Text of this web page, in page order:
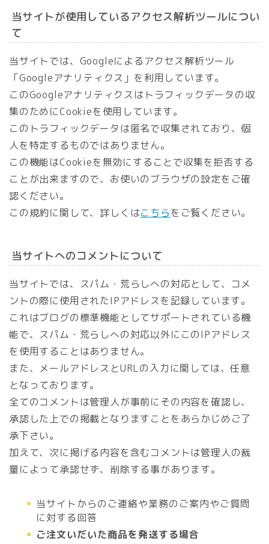
当サイトが使用しているアクセス解析ツールについ
て
当サイトでは、Googleによるアクセス解析ツール
「Googleアナリティクス」を利用しています。
このGoogleアナリティクスはトラフィックデータの収
集のためにCookieを使用しています。
このトラフィックデータは匿名で収集されており、個
人を特定するものではありません。
この機能はCookieを無効にすることで収集を拒否する
ことが出来ますので、お使いのブラウザの設定をご確
認ください。
この規約に関して、詳しくはこちらをご覧ください。
当サイトへのコメントについて
当サイトでは、スパム・荒らしへの対応として、コメ
ントの際に使用されたIPアドレスを記録しています。
これはブログの標準機能としてサポートされている機
能で、スパム・荒らしへの対応以外にこのIPアドレス
を使用することはありません。
また、メールアドレスとURLの入力に関しては、任意
となっております。
全てのコメントは管理人が事前にその内容を確認し、
承認した上での掲載となりますことをあらかじめご了
承下さい。
加えて、次に掲げる内容を含むコメントは管理人の裁
量によって承認せず、削除する事があります。
当サイトからのご連絡や業務のご案内やご質問
に対する回答
ご注文いだいた商品を発送する場合